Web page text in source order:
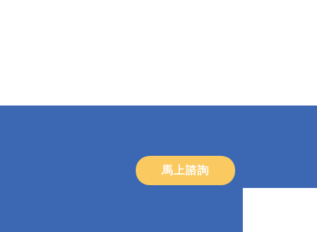
馬上諮詢